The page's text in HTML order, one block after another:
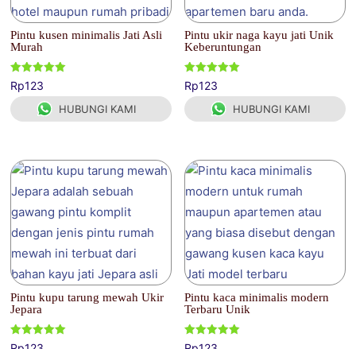
Pintu kusen minimalis Jati Asli
Murah
Dinilai
5.00
dari 5
Rp123
HUBUNGI KAMI
Pintu ukir naga kayu jati Unik
Keberuntungan
Dinilai
5.00
dari 5
Rp123
HUBUNGI KAMI
Pintu kupu tarung mewah Ukir
Jepara
Dinilai
Pintu kaca minimalis modern
Terbaru Unik
Dinilai